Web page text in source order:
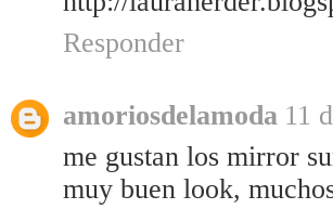
Responder
amoriosdelamoda 11
me gustan los mirror
muy buen look,